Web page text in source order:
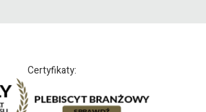
Certyfikaty: